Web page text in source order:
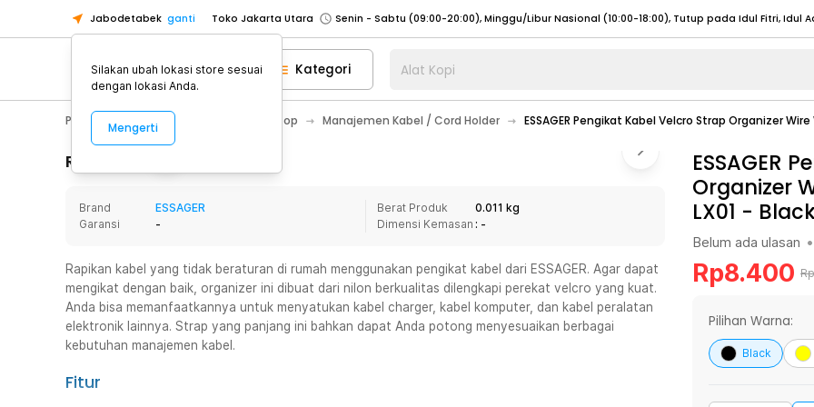
Jabodetabek ganti Toko Jakarta Utara
Toko Tangerang
Toko Cikupa
Pick n Go Jakarta Barat
Senin - Jumat (07:00 - 20:00), Sabtu - Minggu (08:00 - 20:00), Tutup pada Idul Fitri
Pick n Go Bekasi
Senin - Jumat (08:00 - 20:00), Sabtu - Minggu/ Libur Nasional (08:00 - 17:00) Selengkapnya
Senin - Jumat (08:00 - 20:00), Sabtu - Minggu/ Libur Nasional (08:00 - 17:00) Selengkapnya
Senin - Sabtu (09:00-20:00), Minggu/Libur Nasional (12:00-20:00), Tutup pada Idul Fitri
Senin - Sabtu (09:00-20:00), Minggu/Libur Nasional (12:00-20:00), Tutup pada Idul Fitri
Toko Tangerang
Toko Cikupa
Pick n Go Jakarta Barat
Senin - Jumat (07:00 - 20:00), Sabtu - Minggu (08:00 - 20:00), Tutup pada Idul Fitri
Pick n Go Bekasi
Senin - Jumat (08:00 - 20:00), Sabtu - Minggu/ Libur Nasional (08:00 - 17:00) Selengkapnya
Kategori Alat Kopi
PC & Laptop Kabel Komputer / Laptop Manajemen Kabel / Cord Holder ESSAGER Pengikat Kabel Velcro Strap Organizer
Rincian Produk
Brand
ESSAGER
Garansi
-
Berat Produk
0.011 kg
Dimensi Kemasan : -
Rapikan kabel yang tidak beraturan di rumah menggunakan pengikat kabel dari ESSAGER. Agar dapat
mengikat dengan baik, organizer ini dibuat dari nilon berkualitas dilengkapi perekat velcro yang kuat.
Anda bisa memanfaatkannya untuk menyatukan kabel charger, kabel komputer, dan kabel peralatan
elektronik lainnya. Strap yang panjang ini bahkan dapat Anda potong menyesuaikan berbagai
kebutuhan manajemen kabel.
Fitur
ESSAGER
Organizer
LX01 -
Belum ada ulasan •
Rp8.400 Rp
Pilihan Warna:
Black
Silakan ubah lokasi store sesuai
dengan lokasi Anda.
Mengerti